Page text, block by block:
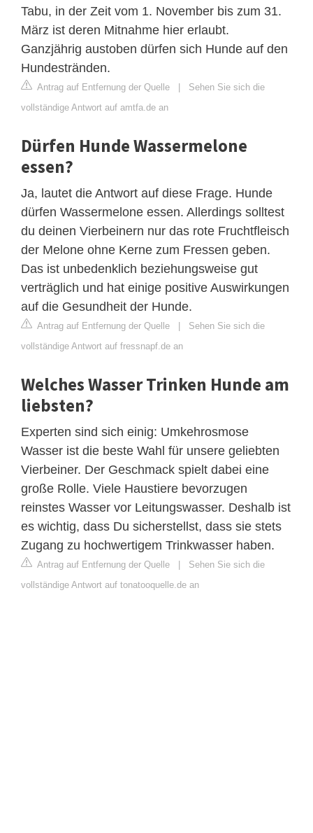
Tabu, in der Zeit vom 1. November bis zum 31.
März ist deren Mitnahme hier erlaubt.
Ganzjährig austoben dürfen sich Hunde auf den
Hundestränden.
Antrag auf Entfernung der Quelle | Sehen Sie sich die
vollständige Antwort auf amtfa.de an
Dürfen Hunde Wassermelone
essen?
Ja, lautet die Antwort auf diese Frage. Hunde
dürfen Wassermelone essen. Allerdings solltest
du deinen Vierbeinern nur das rote Fruchtfleisch
der Melone ohne Kerne zum Fressen geben.
Das ist unbedenklich beziehungsweise gut
verträglich und hat einige positive Auswirkungen
auf die Gesundheit der Hunde.
Antrag auf Entfernung der Quelle | Sehen Sie sich die
vollständige Antwort auf fressnapf.de an
Welches Wasser Trinken Hunde am
liebsten?
Experten sind sich einig: Umkehrosmose
Wasser ist die beste Wahl für unsere geliebten
Vierbeiner. Der Geschmack spielt dabei eine
große Rolle. Viele Haustiere bevorzugen
reinstes Wasser vor Leitungswasser. Deshalb ist
es wichtig, dass Du sicherstellst, dass sie stets
Zugang zu hochwertigem Trinkwasser haben.
Antrag auf Entfernung der Quelle | Sehen Sie sich die
vollständige Antwort auf tonatooquelle.de an